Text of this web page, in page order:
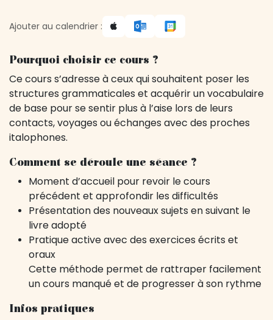
Ajouter au calendrier :
Pourquoi choisir ce cours ?
Ce cours s’adresse à ceux qui souhaitent poser les
structures grammaticales et acquérir un vocabulaire
de base pour se sentir plus à l’aise lors de leurs
contacts, voyages ou échanges avec des proches
italophones.
Comment se déroule une séance ?
Moment d’accueil pour revoir le cours
précédent et approfondir les difficultés
Présentation des nouveaux sujets en suivant le
livre adopté
Pratique active avec des exercices écrits et
oraux
Cette méthode permet de rattraper facilement
un cours manqué et de progresser à son rythme
Infos pratiques